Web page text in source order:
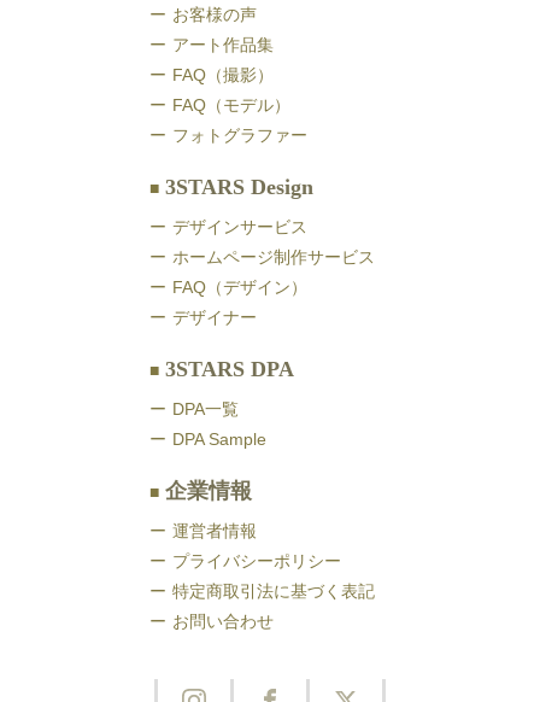
お客様の声
アート作品集
FAQ（撮影）
FAQ（モデル）
フォトグラファー
3STARS Design
デザインサービス
ホームページ制作サービス
FAQ（デザイン）
デザイナー
3STARS DPA
DPA一覧
DPA Sample
企業情報
運営者情報
プライバシーポリシー
特定商取引法に基づく表記
お問い合わせ